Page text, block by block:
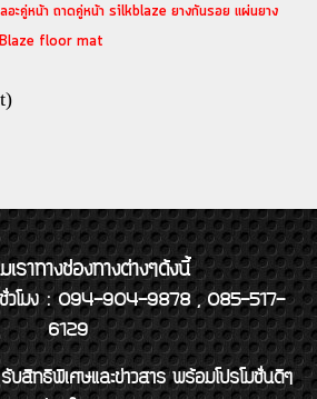
อะคู่หน้า ถาดคู่หน้า silkblaze ยางกันรอย แผ่นยาง
floor mat
ราทางช่องทางต่างๆดังนี้
วโมง : 094-904-9878 , 085-517-
6129
รับสิทธิพิเศษและข่าวสาร พร้อมโปรโมชั่นดีๆ